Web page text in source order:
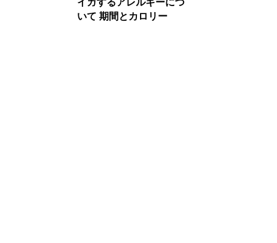
イガするアレルギーにつ
いて 期間とカロリー